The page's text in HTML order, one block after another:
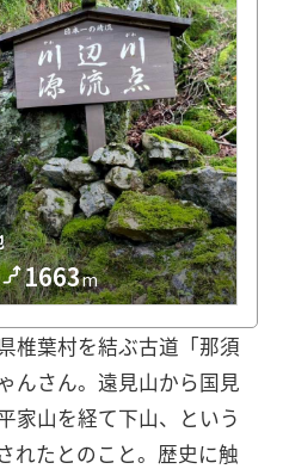
椎葉村を結ぶ古道「那須
んさん。遠見山から国見
家山を経て下山、という
れたとのこと。歴史に触